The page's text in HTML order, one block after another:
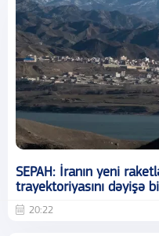
SEPAH: İranın yeni
trayektoriyasını dəyişə
20:22